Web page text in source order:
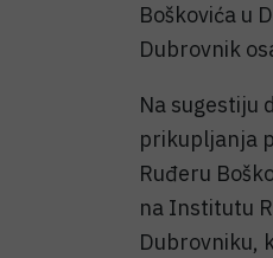
Boškovića u
Dubrovnik
Na sugestiju
prikupljanja
Ruđeru
na Institutu
Dubrovniku,